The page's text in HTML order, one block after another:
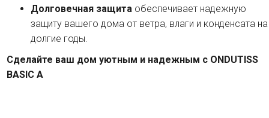
Долговечная защита обеспечивает надежную
защиту вашего дома от ветра, влаги и конденсата на
долгие годы.
Сделайте ваш дом уютным и надежным с ONDUTISS
BASIC A